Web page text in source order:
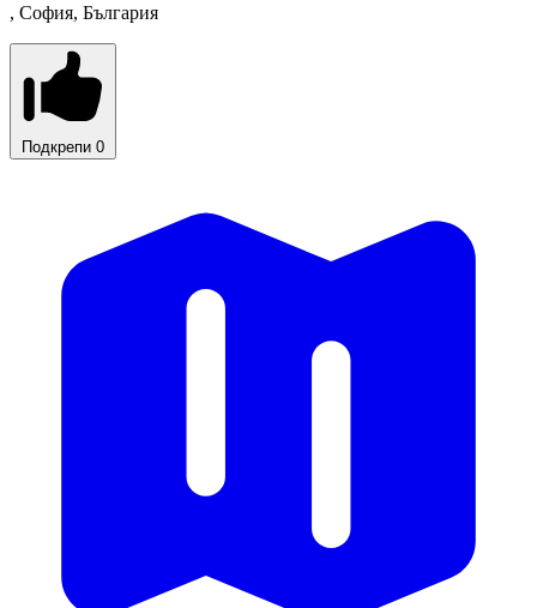
, София, България
Подкрепи 0